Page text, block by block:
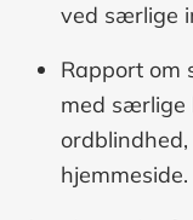
ved særlige
Rapport om
med særlige
hjemmeside.